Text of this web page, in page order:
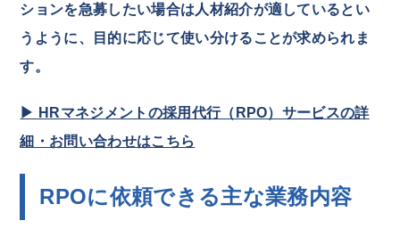
ションを急募したい場合は人材紹介が適しているとい
うように、目的に応じて使い分けることが求められま
す。
▶ HRマネジメントの採用代行（RPO）サービスの詳
細・お問い合わせはこちら
RPOに依頼できる主な業務内容